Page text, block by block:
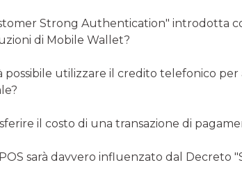
Strong Authentication" introdotta
di Mobile Wallet?
possibile utilizzare il credito telefonico
il costo di una transazione di
sarà davvero influenzato dal Decreto